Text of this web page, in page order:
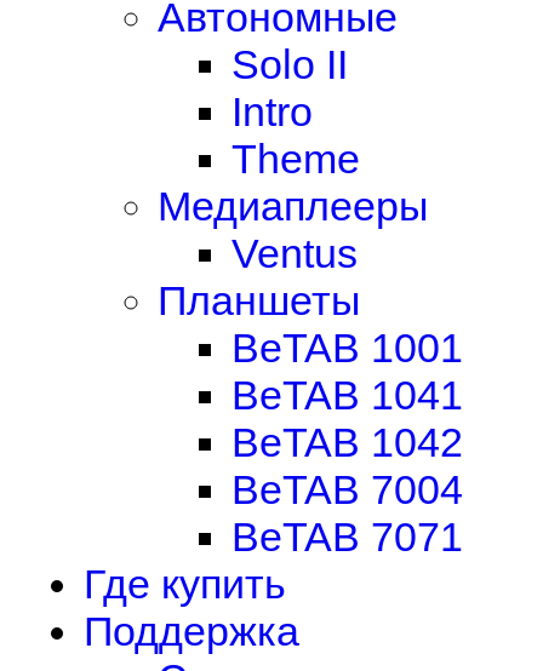
Автономные
Solo II
Intro
Theme
Медиаплееры
Ventus
Планшеты
BeTAB 1001
BeTAB 1041
BeTAB 1042
BeTAB 7004
BeTAB 7071
Где купить
Поддержка